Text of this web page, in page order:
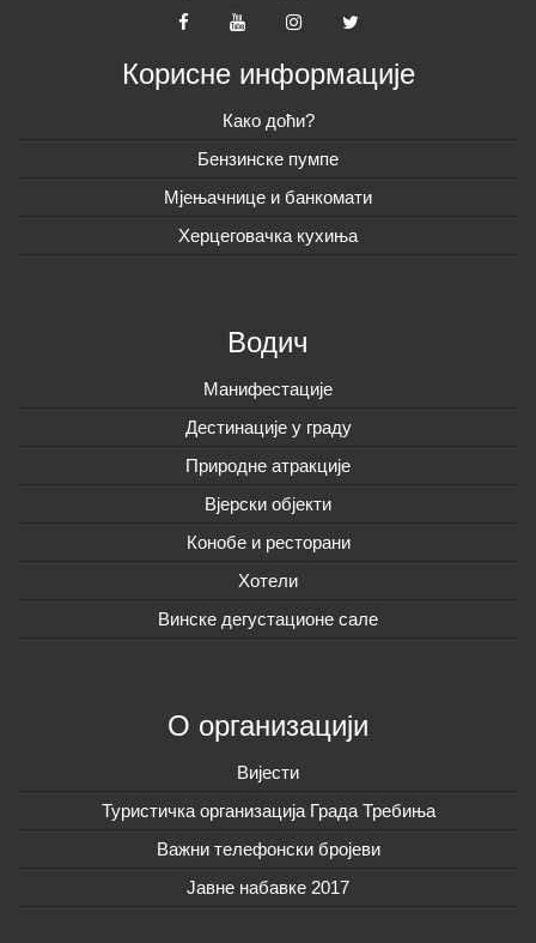
Корисне информације
Како доћи?
Бензинске пумпе
Мјењачнице и банкомати
Херцеговачка кухиња
Водич
Манифестације
Дестинације у граду
Природне атракције
Вјерски објекти
Конобе и ресторани
Хотели
Винске дегустационе сале
О организацији
Вијeсти
Туристичка организација Града Требиња
Важни телефонски бројеви
Јавне набавке 2017